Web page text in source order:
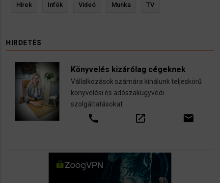
Hírek Infók Videó Munka TV
HIRDETÉS
Könyvelés kizárólag cégeknek
Vállalkozások számára kínálunk teljeskörű
könyvelési és adószakügyvédi
szolgáltatásokat
call open_in_new email